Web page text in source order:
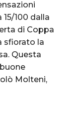
100 dalla
di Coppa
sfiorato la
Questa
Molteni,